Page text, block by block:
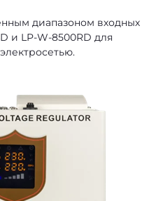
диапазоном входных
и LP-W-8500RD для